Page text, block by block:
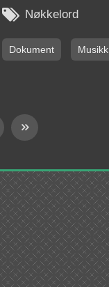
 Nøkkelord
Dokument Musikk